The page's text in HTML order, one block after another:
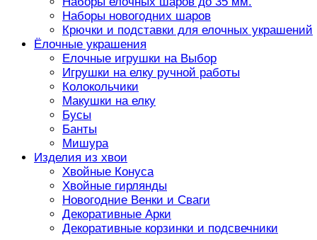
Наборы новогодних шаров
Крючки и подставки для елочных украшений
Ёлочные украшения
Елочные игрушки на Выбор
Игрушки на елку ручной работы
Колокольчики
Макушки на елку
Бусы
Банты
Мишура
Изделия из хвои
Хвойные Конуса
Хвойные гирлянды
Новогодние Венки и Сваги
Декоративные Арки
Декоративные корзинки и подсвечники